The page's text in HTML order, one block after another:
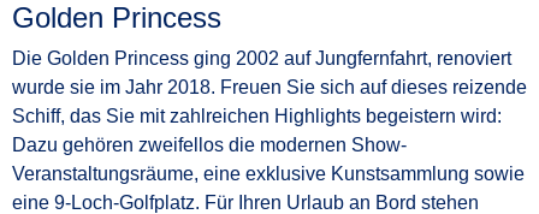
Golden Princess
Die Golden Princess ging 2002 auf Jungfernfahrt, renoviert
wurde sie im Jahr 2018. Freuen Sie sich auf dieses reizende
Schiff, das Sie mit zahlreichen Highlights begeistern wird:
Dazu gehören zweifellos die modernen Show-
Veranstaltungsräume, eine exklusive Kunstsammlung sowie
eine 9-Loch-Golfplatz. Für Ihren Urlaub an Bord stehen